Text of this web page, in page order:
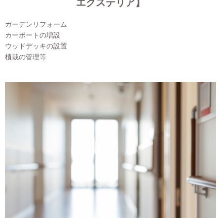
エクステリア】
ガーデンリフォーム
カーポートの増設
ウッドデッキの設置
植栽の管理等